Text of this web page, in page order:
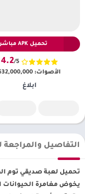
تحميل APK مباشرة
4.2/5
الأصوات:
ابلاغ
التفاصيل والمراجعة
يخوض مغامرة الحيوانات